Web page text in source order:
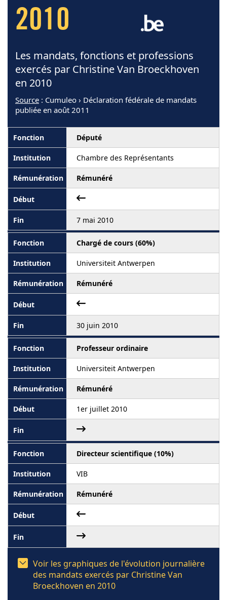
2010
Les mandats, fonctions et professions
exercés par Christine Van Broeckhoven
en 2010
Source : Cumuleo › Déclaration fédérale de mandats
publiée en août 2011
Député
Chambre des Représentants
Rémunéré
7 mai 2010
Chargé de cours (60%)
Universiteit Antwerpen
Rémunéré
30 juin 2010
Professeur ordinaire
Universiteit Antwerpen
Rémunéré
1er juillet 2010
Directeur scientifique (10%)
VIB
Rémunéré
Voir les graphiques de l'évolution journalière
des mandats exercés par Christine Van
Broeckhoven en 2010